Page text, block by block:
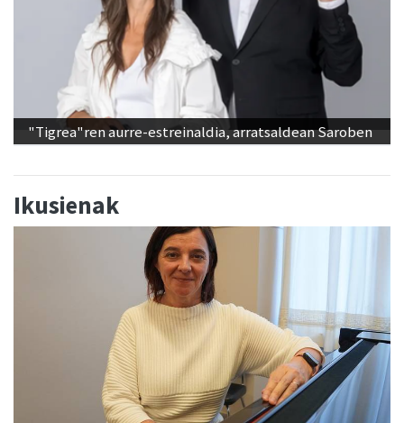
"Tigrea"ren aurre-estreinaldia, arratsaldean Saroben
Ikusienak